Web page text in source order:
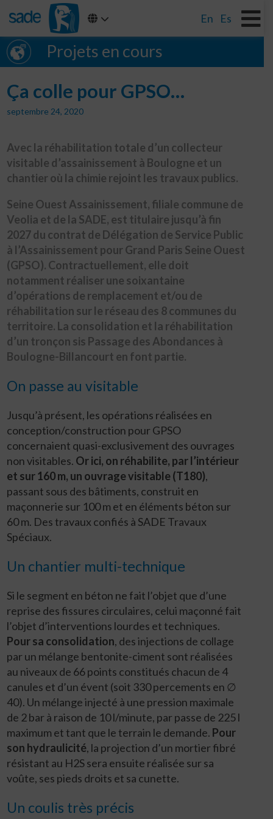
En Es
Projets en cours
Ça colle pour GPSO…
septembre 24, 2020
Avec la réhabilitation totale d’un collecteur
visitable d’assainissement à Boulogne et un
chantier où la chimie rejoint les travaux publics.
Seine Ouest Assainissement, filiale commune de
Veolia et de la SADE, est titulaire jusqu’à fin
2027 du contrat de Délégation de Service Public
à l’Assainissement pour Grand Paris Seine Ouest
(GPSO). Contractuellement, elle doit
notamment réaliser une soixantaine
d’opérations de remplacement et/ou de
réhabilitation sur le réseau des 8 communes du
territoire. La consolidation et la réhabilitation
d’un tronçon sis Passage des Abondances à
Boulogne-Billancourt en font partie.
On passe au visitable
Jusqu’à présent, les opérations réalisées en
conception/construction pour GPSO
concernaient quasi-exclusivement des ouvrages
non visitables. Or ici, on réhabilite, par l’intérieur
et sur 160 m, un ouvrage visitable (T180),
passant sous des bâtiments, construit en
maçonnerie sur 100 m et en éléments béton sur
60 m. Des travaux confiés à SADE Travaux
Spéciaux.
Un chantier multi-technique
Si le segment en béton ne fait l’objet que d’une
reprise des fissures circulaires, celui maçonné fait
l’objet d’interventions lourdes et techniques.
Pour sa consolidation, des injections de collage
par un mélange bentonite-ciment sont réalisées
au niveaux de 66 points constitués chacun de 4
canules et d’un évent (soit 330 percements en ∅
40). Un mélange injecté à une pression maximale
de 2 bar à raison de 10 l/minute, par passe de 225 l
maximum et tant que le terrain le demande. Pour
son hydraulicité, la projection d’un mortier fibré
résistant au H2S sera ensuite réalisée sur sa
voûte, ses pieds droits et sa cunette.
Un coulis très précis